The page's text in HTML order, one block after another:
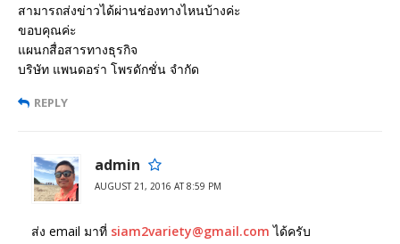
สามารถส่งข่าวได้ผ่านช่องทางไหนบ้างค่ะ
ขอบคุณค่ะ
แผนกสื่อสารทางธุรกิจ
บริษัท แพนดอร่า โพรดักชั่น จำกัด
REPLY
admin
AUGUST 21, 2016 AT 8:59 PM
ส่ง email มาที่ siam2variety@gmail.com ได้ครับ